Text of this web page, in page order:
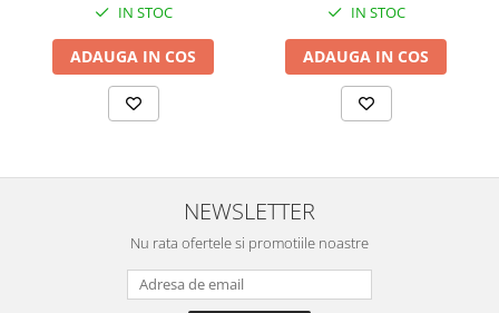
IN STOC
ADAUGA IN COS
IN STOC
ADAUGA IN COS
NEWSLETTER
Nu rata ofertele si promotiile noastre